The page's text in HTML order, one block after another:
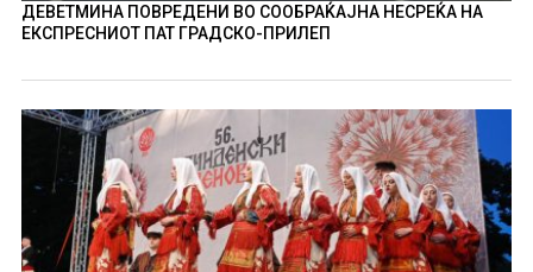
ДЕВЕТМИНА ПОВРЕДЕНИ ВО СООБРАЌАЈНА НЕСРЕЌА НА
ЕКСПРЕСНИОТ ПАТ ГРАДСКО-ПРИЛЕП